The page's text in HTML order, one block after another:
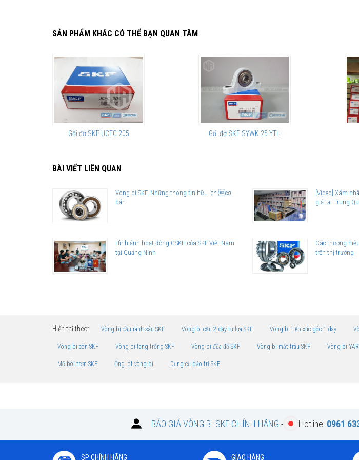
SẢN PHẨM KHÁC CÓ THỂ BẠN QUAN TÂM
Gối đỡ SKF UCFC 205 Gối đỡ SKF SYWK 25 YTH
BÀI VIẾT LIÊN QUAN
Vòng bi SKF, Những thông tin hữu ích cơ
bản
[Video] Xâm
giả tại Trung
Hình ảnh hoạt động CSKH của SKF Việt Nam
tại Quảng Ninh
Các thương
trên thị trường
Hiển thị theo: Vòng bi cầu rãnh sâu SKF Vòng bi cầu 2 dãy tự lựa SKF Vòng bi tiếp xúc góc 1 dãy
Vòng bi côn SKF Vòng bi tang trống SKF Vòng bi đũa đỡ SKF Vòng bi mắt trâu SKF Vòng bi YAR
Mỡ bôi trơn SKF Ống lót vòng bi Dụng cụ bảo trì SKF
BÁO GIÁ VÒNG BI SKF CHÍNH HÃNG - Hotline: 0961
SP CHÍNH HÃNG GIAO HÀNG